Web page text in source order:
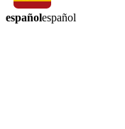
españolespañol